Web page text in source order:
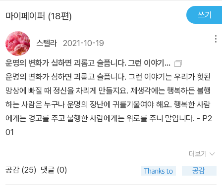
큼 무람없고 야한 이야기도 있지만, 민망하거나 불쾌한 느낌은 들지
자유로운 욕망을 유쾌한 웃음으로 분출하게 한다. 현실에서 동떨어진
이상론을 펼치는 대신 어디로 튈지 모르는 삶의 진면목, 꽃밭과 진창
이 뒤엉킨 인간 세상의 참모습을 있는 그대로 담아내려 했다는 점에
서 『데카메론』은 근대 소설의 선구적 작품이라고 할 수 있다. ■ 새 시
대를 이끄는 대담하고 파격적인 산문 문학의 탄생 『데카메론』은 단테
의 『신곡(神曲)』에 비견되어 ‘인곡(人曲)’으로 불릴 만큼 단테의 영
향이 두드러진다. 『데카메론』이 100편의 이야기로 이루어진 것은
다가가기 위해 라틴어 대신 이탈리아 속어를 사용해 『신곡』을 쓴 것
처럼 보카치오도 이탈리아 속어로 『데카메론』을 썼으며, 『신곡』의 표
언어가 부패한 정신과 어울리지 않듯, 고상하지 않은 언어가 건전한
정신을 더럽히지도 못합니다. 그건 마치 햇빛과 진흙 또는 하늘의 아
름다움과 땅의 추악함의 관계와 같습니다.
스 여왕), 세 명의 토스카나 시인(단테 알리기에리, 프란체스코 페트
라르카, 조반니 보카치오)이라고 한다. ‘데카메론’의 저자인 이탈리아
의 시인 겸 학자였던 보카치오는 이 프레스코 연작 중 맨 마지막에 위
치하고 있으며, 가죽 표지로 된 책을 들고 옆에 있는 페트라르카를 쳐
다보고 있는 모습으로 재현되었다고 한다. 실제로 페트라르카와 꾸준
히 교류했고 평생 단테를 존경했다고 이 책의 표지 바로 뒤의 책날개
에 설명되어 있는 그의 삶을 충실히 반영한 작품인 것 같다. 이 작품의
엄숙한 인물들은 관람자들에게 르네상스 인간이 원했던 자질(육체적
힘, 도덕적 미덕, 날카로운 지성)을 보여준다고 하며, 벽기둥으로 구
상처럼 모두 서로를 쳐다보고 손짓을 하는 것처럼 보인다고 한다. 천
장과 벽의 정교한 건축 장식이 돋보인다고 하는데 이런 작품을 실제
로 본다면 어떤 느낌일까, 그리고 이 작품은 1449년에 의뢰되었다고
마이페이퍼 (18편) 쓰기
스텔라 2021-10-19
운명의 변화가 심하면 괴롭고 슬픕니다. 그런 이야기...
운명의 변화가 심하면 괴롭고 슬픕니다. 그런 이야기는 우리가 헛된
망상에 빠질 때 정신을 차리게 만들지요. 제생각에는 행복하든 불행
하는 사람은 누구나 운명의 장난에 귀를기울여야 해요. 행복한 사람
에게는 경고를 주고 불행한 사람에게는 위로를 주니 말입니다. - P2
01
더보기
공감 (25) 댓글 (0)